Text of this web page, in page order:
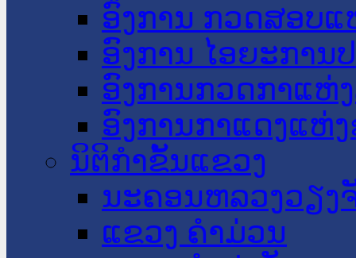
ອົງການ ກວດສອບແ
ອົງການ ໄອຍະການ
ອົງການກວດກາແຫ່
ອົງການກາແດງແຫ່
ນິຕິກໍາຂັ້ນແຂວງ
ນະ​ຄອນ​ຫລວງວຽງ
ແຂວງ ຄໍາມ່ວນ